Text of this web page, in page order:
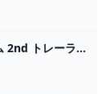
ゼルダの伝説 ティアーズ オブ ザ キングダム 2nd トレーラー - YouTube